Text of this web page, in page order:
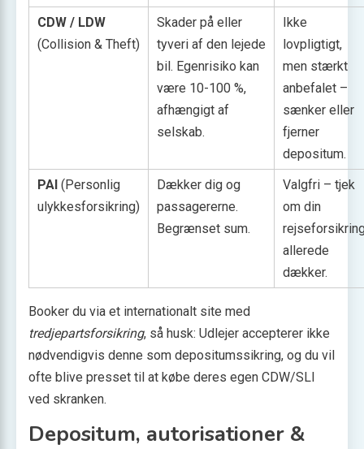
CDW / LDW
(Collision & Theft)
Skader på eller
tyveri af den lejede
bil. Egenrisiko kan
være 10-100 %,
afhængigt af
selskab.
Ikke
lovpligtigt,
men stærkt
anbefalet –
sænker eller
fjerner
depositum.
PAI (Personlig
ulykkesforsikring)
Dækker dig og
passagererne.
Begrænset sum.
Valgfri – tjek
om din
allerede
dækker.
Booker du via et internationalt site med
tredjepartsforsikring, så husk: Udlejer accepterer ikke
nødvendigvis denne som depositumssikring, og du vil
ofte blive presset til at købe deres egen CDW/SLI
ved skranken.
Depositum, autorisationer &